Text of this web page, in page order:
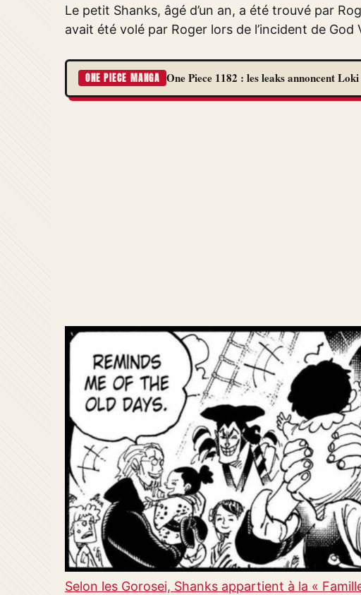
Le petit Shanks, âgé d’un an, a été trouvé par
avait été volé par Roger lors de l’incident de God
ONE PIECE MANGA One Piece 1182 : les leaks annoncent
Selon les Gorosei, Shanks appartient à la «